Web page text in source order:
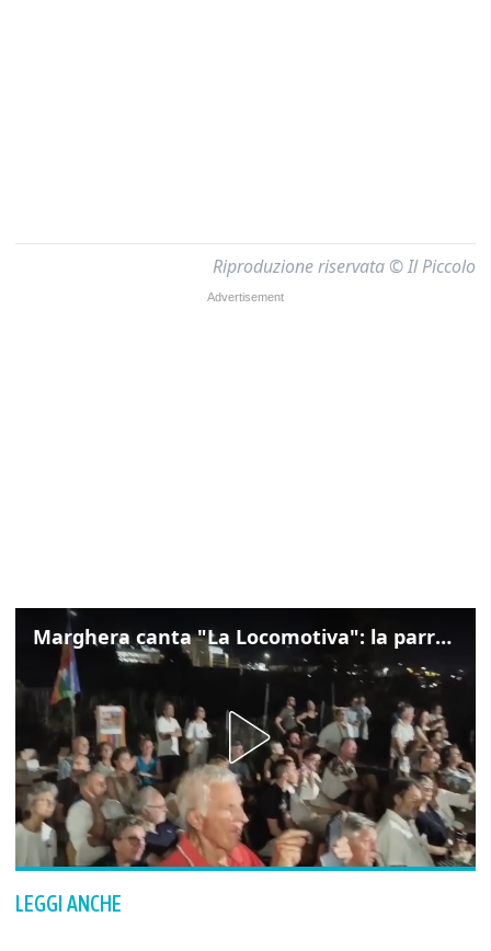
Riproduzione riservata © Il Piccolo
Marghera canta "La Locomotiva": la parrocchia della Cita ricorda Guccini
LEGGI ANCHE